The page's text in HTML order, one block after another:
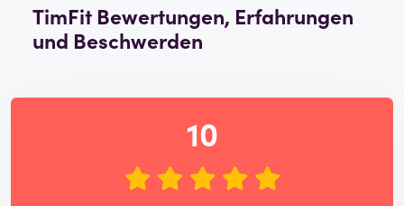
TimFit Bewertungen, Erfahrungen
und Beschwerden
10